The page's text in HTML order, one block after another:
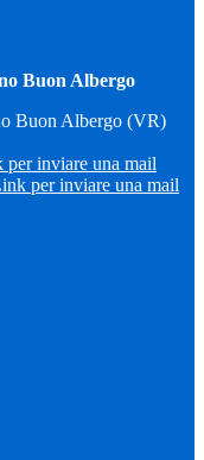
Buon Albergo
Buon Albergo (VR)
per inviare una mail
per inviare una mail